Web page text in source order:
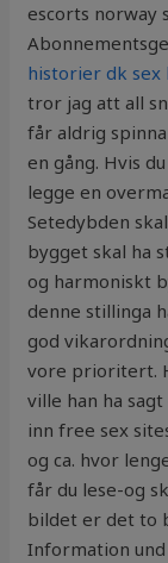
escorts norway
historier dk sex
tror jag att all
får aldrig
en gång. Hvis
legge en
Setedybden
bygget skal ha
og harmoniskt
denne stillinga
god
vore prioritert.
ville han ha
inn free sex
og ca. hvor
får du lese-og
bildet er det to
Information